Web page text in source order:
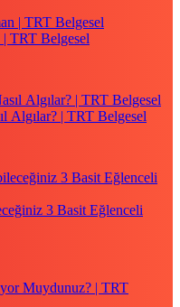
TRT Belgesel
Algılar? | TRT Belgesel
3 Basit Eğlenceli